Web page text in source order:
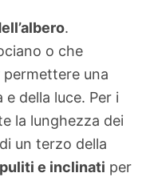
.
o che
permettere una
e della luce. Per i
la lunghezza dei
un terzo della
e inclinati per